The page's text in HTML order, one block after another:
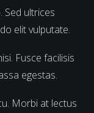
Sed ultrices
elit vulputate.
Fusce facilisis
egestas.
Morbi at lectus